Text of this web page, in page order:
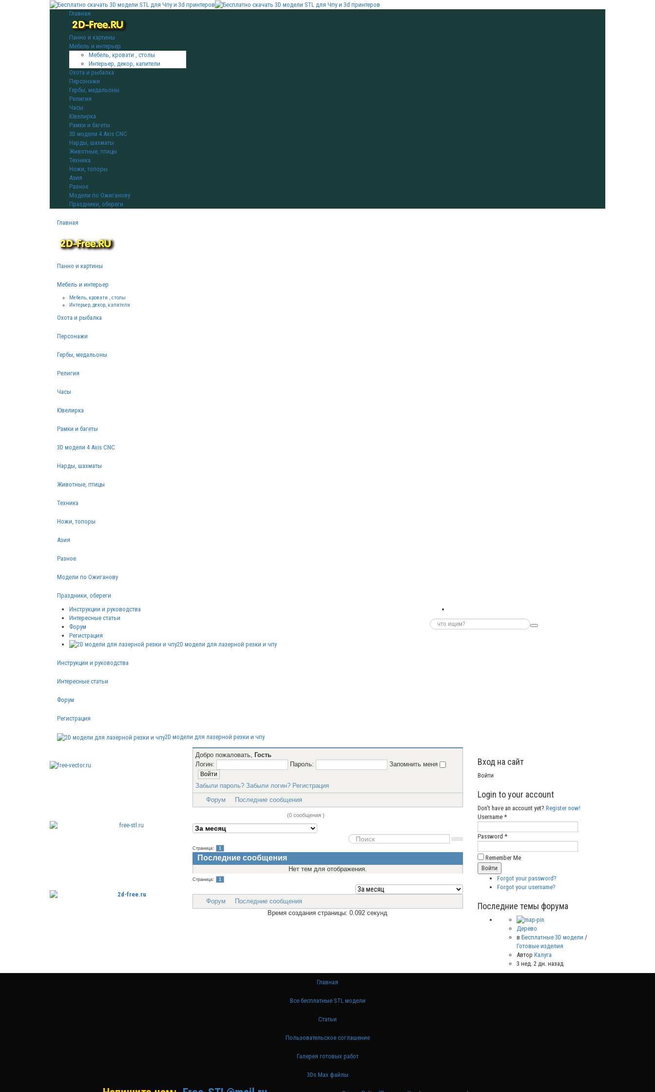
Главная
Панно и картины
Мебель и интерьер
Мебель, кровати , столы
Интерьер, декор, капители
Охота и рыбалка
Персонажи
Гербы, медальоны
Религия
Часы
Ювелирка
Рамки и багеты
3D модели 4 Axis CNC
Нарды, шахматы
Животные, птицы
Техника
Ножи, топоры
Азия
Разное
Модели по Ожиганову
Праздники, обереги
Главная
Панно и картины
Мебель и интерьер
Мебель, кровати , столы
Интерьер, декор, капители
Охота и рыбалка
Персонажи
Гербы, медальоны
Религия
Часы
Ювелирка
Рамки и багеты
3D модели 4 Axis CNC
Нарды, шахматы
Животные, птицы
Техника
Ножи, топоры
Азия
Разное
Модели по Ожиганову
Праздники, обереги
Инструкции и руководства
Интересные статьи
Форум
Регистрация
2D модели для лазерной резки и чпу
Инструкции и руководства
Интересные статьи
Форум
Регистрация
2D модели для лазерной резки и чпу
Добро пожаловать, Гость
Логин:
Пароль: Запомнить меня
Забыли пароль? Забыли логин? Регистрация
Форум
Последние сообщения
(0 сообщения )
Страница: 1
Последние сообщения
Нет тем для отображения.
Страница: 1
Форум
Последние сообщения
Время создания страницы: 0.092 секунд
Вход на сайт
Войти
Login to your account
Don't have an account yet? Register now!
Username *
Password *
Remember Me
Forgot your password?
Forgot your username?
Последние темы форума
Дерево
в Бесплатные 3D модели /
Готовые изделия
Автор Калуга
3 нед. 2 дн. назад
Главная
Все бесплатные STL модели
Статьи
Пользовательское соглашение
Галерея готовых работ
3Ds Max файлы